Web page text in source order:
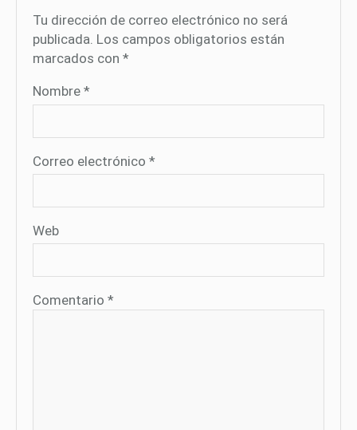
Tu dirección de correo electrónico no será
publicada. Los campos obligatorios están
marcados con *
Nombre *
Correo electrónico *
Web
Comentario *